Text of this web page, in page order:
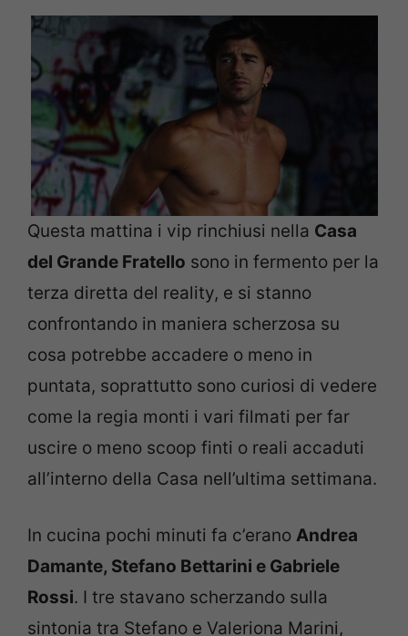
Questa mattina i vip rinchiusi nella Casa
del Grande Fratello sono in fermento per la
terza diretta del reality, e si stanno
confrontando in maniera scherzosa su
cosa potrebbe accadere o meno in
puntata, soprattutto sono curiosi di vedere
come la regia monti i vari filmati per far
uscire o meno scoop finti o reali accaduti
all’interno della Casa nell’ultima settimana.
In cucina pochi minuti fa c’erano Andrea
Damante, Stefano Bettarini e Gabriele
Rossi. I tre stavano scherzando sulla
sintonia tra Stefano e Valeriona Marini,